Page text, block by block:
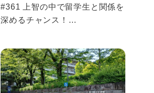
#361 上智の中で留学生と関係を
深めるチャンス！